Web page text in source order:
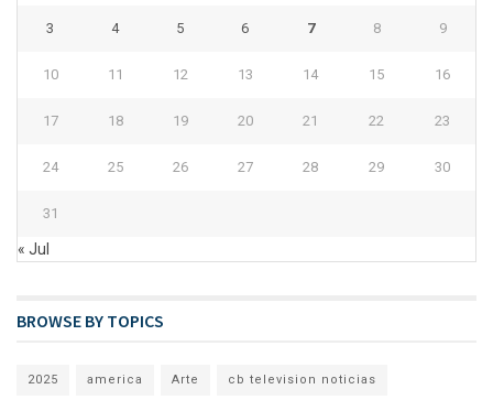
3 4 5 6 7 8 9
10 11 12 13 14 15 16
17 18 19 20 21 22 23
24 25 26 27 28 29 30
31
« Jul
BROWSE BY TOPICS
2025 america Arte cb television noticias